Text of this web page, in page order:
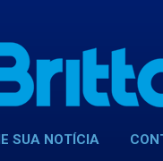
SUA NOTÍCIA